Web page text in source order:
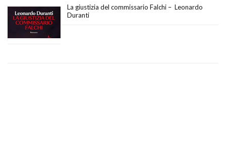
La giustizia del commissario Falchi – Leonardo
Duranti